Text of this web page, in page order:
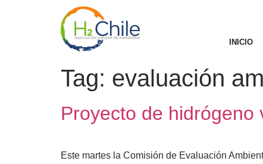
INICIO
Tag: evaluación
Proyecto de
Este martes la Comisión de Evaluación